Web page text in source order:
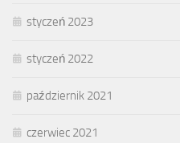
styczeń 2023
styczeń 2022
październik 2021
czerwiec 2021